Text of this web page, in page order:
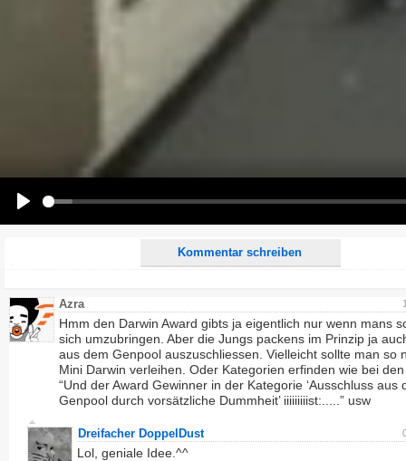
Kommentar schreiben
Alle HTML-Tags außer <br>, <strike> und <i> werden aus Deinem Kommentar entfernt.
URLs werden automatisch umgewandelt. Bitte verwende "www." oder "http://" in URLs
Ich möchte eine E-Mail, wenn auf dieser Seite weitere Kommentare erscheinen.
Azra
Hmm den Darwin Award gibts ja eigentlich nur wenn mans
sich umzubringen. Aber die Jungs packens im Prinzip ja
aus dem Genpool auszuschliessen. Vielleicht sollte man so
Mini Darwin verleihen. Oder Kategorien erfinden wie bei
“Und der Award Gewinner in der Kategorie ‘Ausschluss aus
Genpool durch vorsätzliche Dummheit’ iiiiiiiiist:.....” usw
Dreifacher DoppelDust
Lol, geniale Idee.^^